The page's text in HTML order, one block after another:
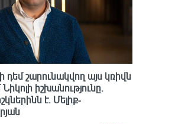
դեմ շարունակվող այս կռիվն
Նիկոլի իշխանությունը.
է. Մելիք-